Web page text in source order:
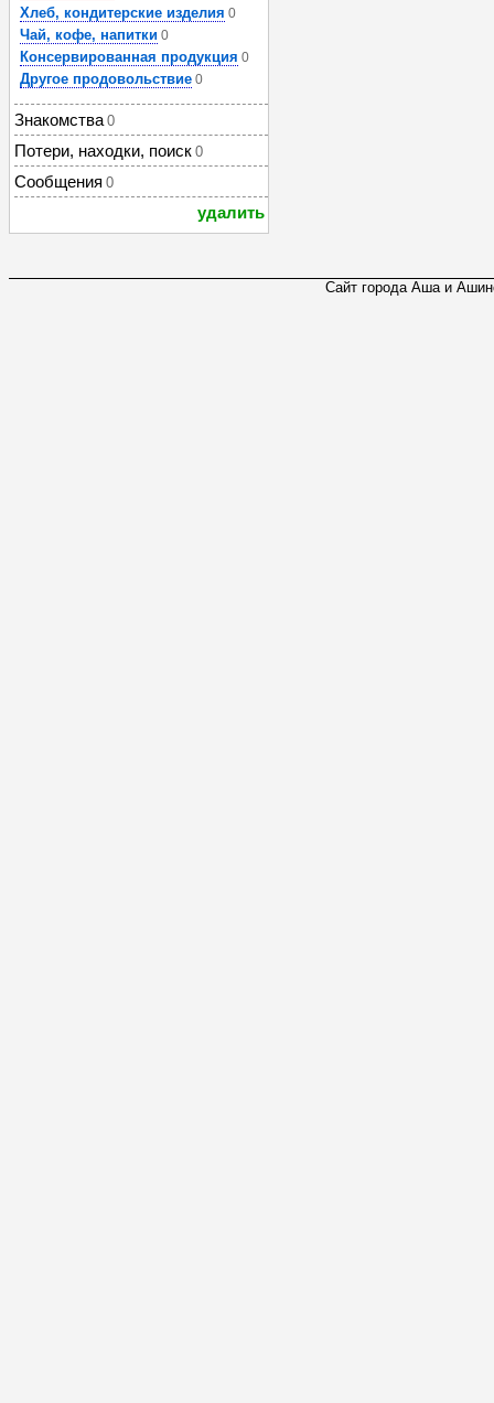
Хлеб, кондитерские изделия 0
Чай, кофе, напитки 0
Консервированная продукция 0
Другое продовольствие 0
Знакомства 0
Потери, находки, поиск 0
Сообщения 0
удалить
Сайт города Аша и